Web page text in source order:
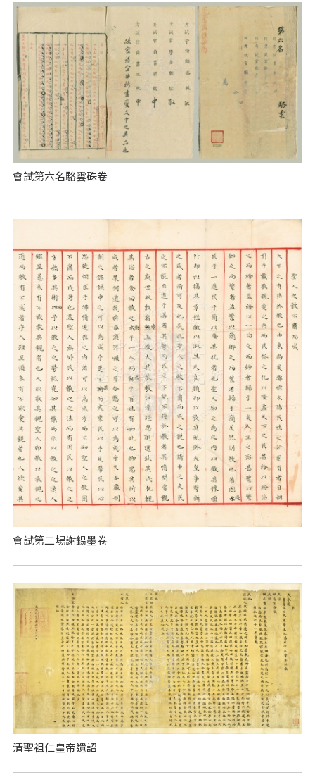
會試第六名駱雲硃卷
會試第二場謝錫墨卷
清聖祖仁皇帝遺詔